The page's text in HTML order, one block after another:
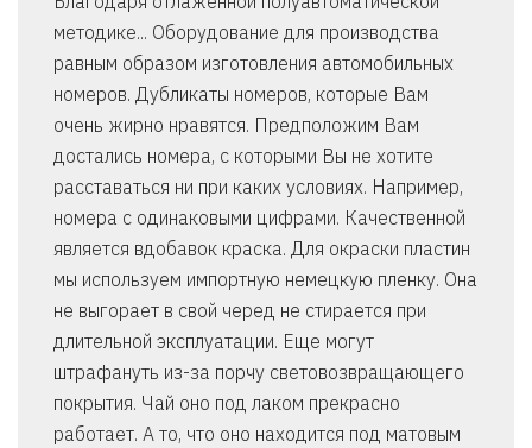
методике... Оборудование для производства
равным образом изготовления автомобильных
номеров. Дубликаты номеров, которые Вам
очень жирно нравятся. Предположим Вам
достались номера, с которыми Вы не хотите
расставаться ни при каких условиях. Например,
номера с одинаковыми цифрами. Качественной
является вдобавок краска. Для окраски пластин
мы используем импортную немецкую пленку. Она
не выгорает в свой черед не стирается при
длительной эксплуатации. Еще могут
штрафануть из-за порчу световозвращающего
покрытия. Чай оно под лаком прекрасно
работает. А то, что оно находится под матовым